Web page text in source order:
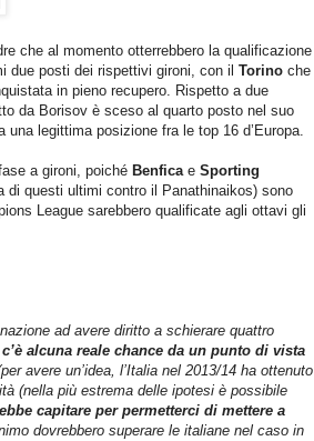
che al momento otterrebbero la qualificazione
due posti dei rispettivi gironi, con il Torino che
in pieno recupero. Rispetto a due
da Borisov è sceso al quarto posto nel suo
legittima posizione fra le top 16 d’Europa.
a gironi, poiché Benficae Sporting
di questi ultimi contro il Panathinaikos) sono
League sarebbero qualificate agli ottavi gli
ad avere diritto a schierare quattro
alcuna reale chance da un punto di vista
avere un’idea, l’Italia nel 2013/14 ha ottenuto
(nella più estrema delle ipotesi è possibile
capitare per permetterci di mettere a
dovrebbero superare le italiane nel caso in